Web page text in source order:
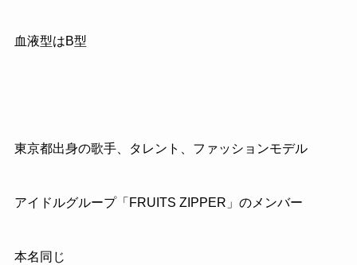
血液型はB型
東京都出身の歌手、タレント、ファッションモデル
アイドルグループ「FRUITS ZIPPER」のメンバー
本名同じ